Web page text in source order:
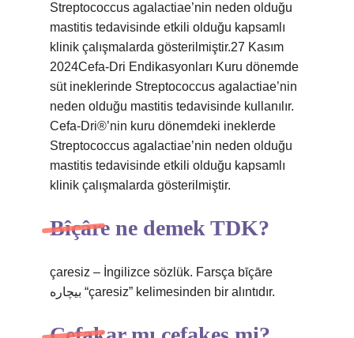
Streptococcus agalactiae’nin neden olduğu
mastitis tedavisinde etkili olduğu kapsamlı
klinik çalışmalarda gösterilmiştir.27 Kasım
2024Cefa-Dri Endikasyonları Kuru dönemde
süt ineklerinde Streptococcus agalactiae’nin
neden olduğu mastitis tedavisinde kullanılır.
Cefa-Dri®’nin kuru dönemdeki ineklerde
Streptococcus agalactiae’nin neden olduğu
mastitis tedavisinde etkili olduğu kapsamlı
klinik çalışmalarda gösterilmiştir.
Bîçâre ne demek TDK?
çaresiz – İngilizce sözlük. Farsça bīçāre
بیچاره “çaresiz” kelimesinden bir alıntıdır.